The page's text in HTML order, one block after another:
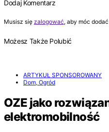
Dodaj Komentarz
Musisz się zalogować, aby móc
Możesz Także Polubić
ARTYKUŁ SPONSOROWANY
Dom, Ogród
OZE jako
elektromobilność